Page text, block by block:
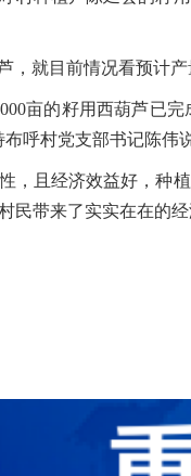
就目前情况看预计产
亩的籽用西葫芦已完
呼村党支部书记陈伟
且经济效益好，种植
民带来了实实在在的